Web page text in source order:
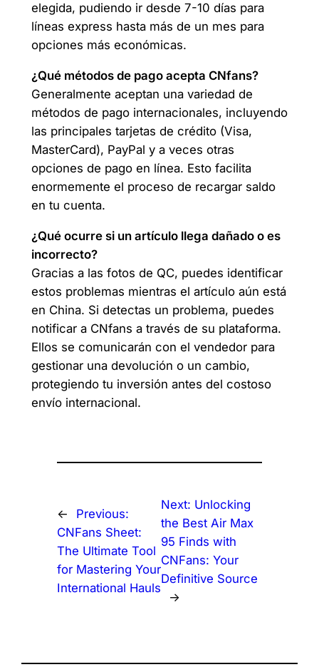
elegida, pudiendo ir desde 7-10 días para
líneas express hasta más de un mes para
opciones más económicas.
¿Qué métodos de pago acepta CNfans?
Generalmente aceptan una variedad de
métodos de pago internacionales, incluyendo
las principales tarjetas de crédito (Visa,
MasterCard), PayPal y a veces otras
opciones de pago en línea. Esto facilita
enormemente el proceso de recargar saldo
en tu cuenta.
¿Qué ocurre si un artículo llega dañado o es
incorrecto?
Gracias a las fotos de QC, puedes identificar
estos problemas mientras el artículo aún está
en China. Si detectas un problema, puedes
notificar a CNfans a través de su plataforma.
Ellos se comunicarán con el vendedor para
gestionar una devolución o un cambio,
protegiendo tu inversión antes del costoso
envío internacional.
←
Previous:
CNFans Sheet:
The Ultimate Tool
for Mastering Your
International Hauls
Next: Unlocking
the Best Air Max
95 Finds with
CNFans: Your
Definitive Source
→